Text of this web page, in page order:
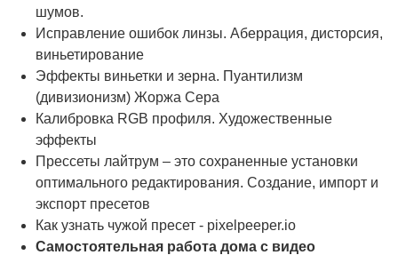
шумов.
Исправление ошибок линзы. Аберрация, дисторсия,
виньетирование
Эффекты виньетки и зерна. Пуантилизм
(дивизионизм) Жоржа Сера
Калибровка RGB профиля. Художественные
эффекты
Прессеты лайтрум – это сохраненные установки
оптимального редактирования. Создание, импорт и
экспорт пресетов
Как узнать чужой пресет - pixelpeeper.io
Самостоятельная работа дома с видео